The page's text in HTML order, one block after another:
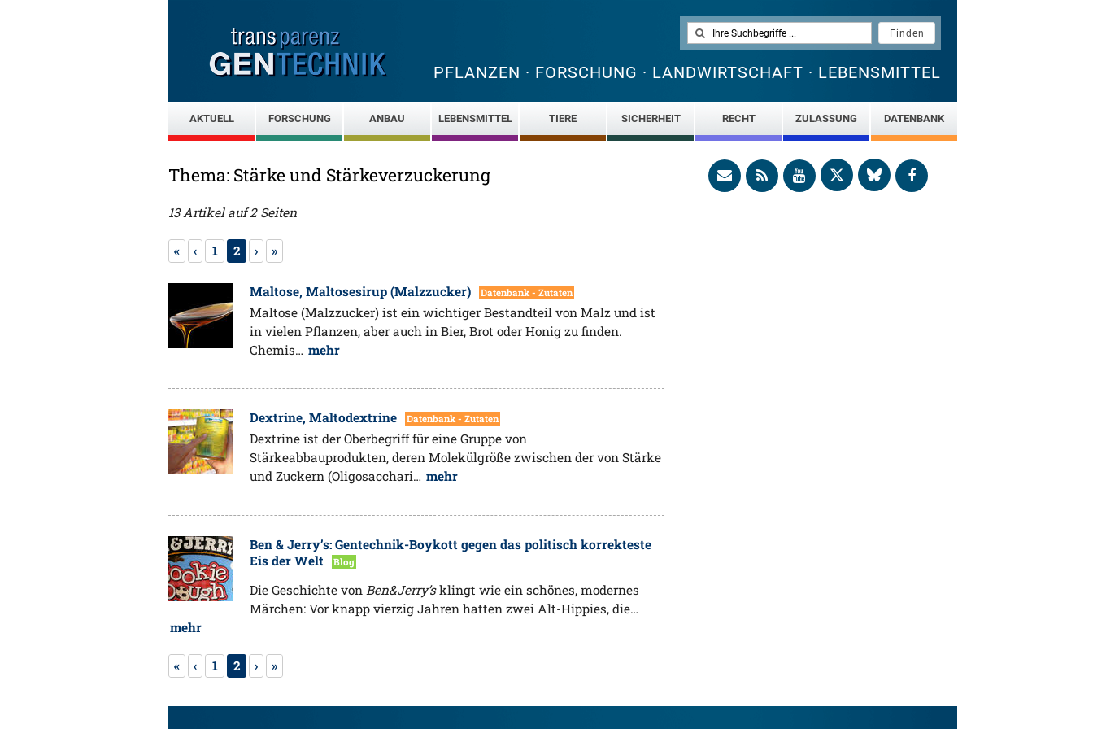
PFLANZEN · FORSCHUNG · LANDWIRTSCHAFT · LEBENSMITTEL
AKTUELL FORSCHUNG ANBAU LEBENSMITTEL TIERE SICHERHEIT RECHT ZULASSUNG DATENBANK
Thema: Stärke und Stärkeverzuckerung
13 Artikel auf 2 Seiten
« ‹ 1 2 › »
Maltose, Maltosesirup (Malzzucker) Datenbank - Zutaten
Maltose (Malzzucker) ist ein wichtiger Bestandteil von Malz und ist
in vielen Pflanzen, aber auch in Bier, Brot oder Honig zu finden.
Chemis… mehr
Dextrine, Maltodextrine Datenbank - Zutaten
Dextrine ist der Oberbegriff für eine Gruppe von
Stärkeabbauprodukten, deren Molekülgröße zwischen der von Stärke
und Zuckern (Oligosacchari… mehr
Ben & Jerry’s: Gentechnik-Boykott gegen das politisch korrekteste
Eis der Welt
Blog
Die Geschichte von Ben&Jerry’sklingt wie ein schönes, modernes
Märchen: Vor knapp vierzig Jahren hatten zwei Alt-Hippies, die…
mehr
« ‹ 1 2 › »